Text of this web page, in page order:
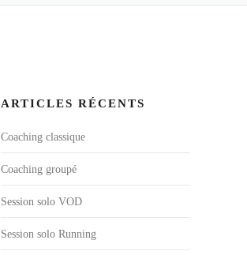
ARTICLES RÉCENTS
Coaching classique
Coaching groupé
Session solo VOD
Session solo Running